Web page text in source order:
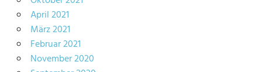
April 2021
März 2021
Februar 2021
November 2020